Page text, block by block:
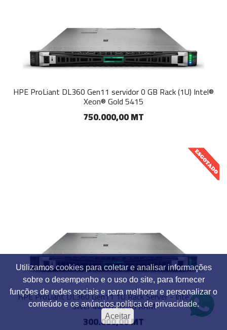
Utilizamos cookies para coletar e analisar informações
sobre o desempenho e o uso do site, para fornecer
funções de redes sociais e para melhorar e personalizar o
conteúdo e os anúncios.política de privacidade.
Aceitar
HPE ProLiant DL360 Gen11 servidor 0 GB Rack (1U) Intel®
Xeon® Gold 5415
750.000,00 MT
HPE ProLiant DL360 Gen11 1U Rack Server - Intel Xeon
Silver 4410Y 32GB RAM
300.000,00 MT